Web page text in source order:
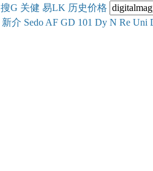
搜G 关健 易LK 历史价格
新介 Sedo AF GD 101 Dy N Re Uni